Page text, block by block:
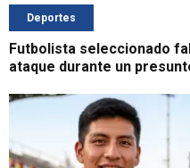
Deportes
Futbolista seleccionado
ataque durante un